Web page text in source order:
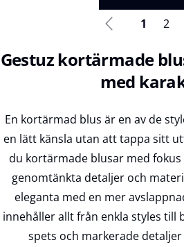
1 2
Gestuz kortärmade
med
En kortärmad blus är en av de
en lätt känsla utan att tappa sitt
du kortärmade blusar med
genomtänkta detaljer och
eleganta med en mer
innehåller allt från enkla styles till
spets och markerade